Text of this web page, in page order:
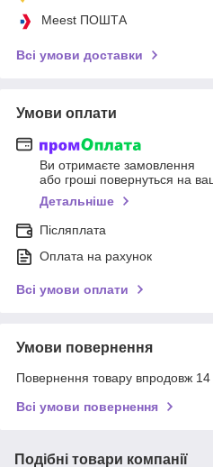
Meest ПОШТА
Всі умови доставки
Умови оплати
Ви отримаєте замовлення
або гроші повернуться на
Детальніше
Післяплата
Оплата на рахунок
Всі умови оплати
Умови повернення
Повернення товару впродовж 14
Всі умови повернення
Подібні товари компанії